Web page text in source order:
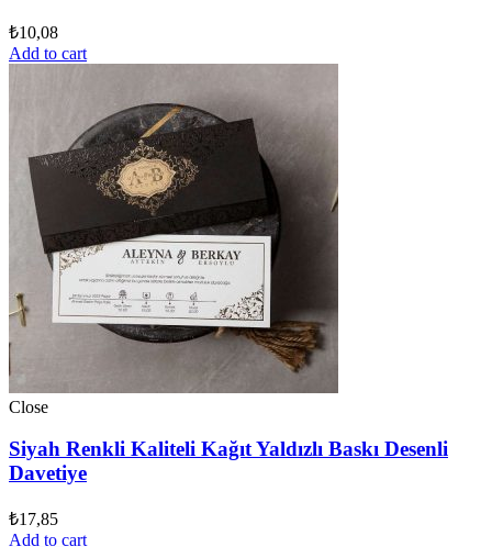
₺10,08
Add to cart
Close
Siyah Renkli Kaliteli Kağıt Yaldızlı Baskı Desenli
Davetiye
₺17,85
Add to cart